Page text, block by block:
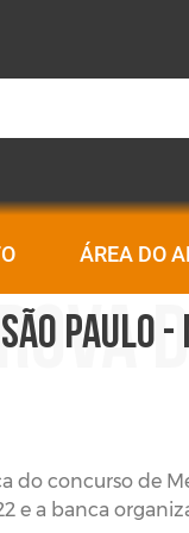
ÁREA DO
PAULO -
do concurso de
e a banca